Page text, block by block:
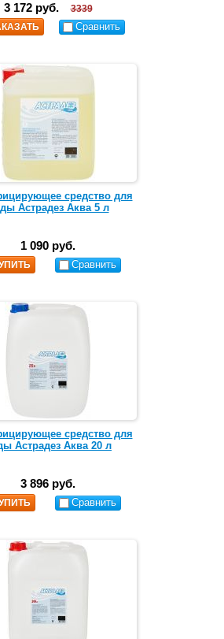
3 172 руб.
3339
Сравнить
средство для
Астрадез Аква 5 л
1 090 руб.
Сравнить
средство для
Астрадез Аква 20 л
3 896 руб.
Сравнить